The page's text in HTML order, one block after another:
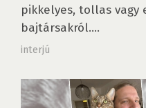
pikkelyes, tollas vagy
bajtársakról....
interjú